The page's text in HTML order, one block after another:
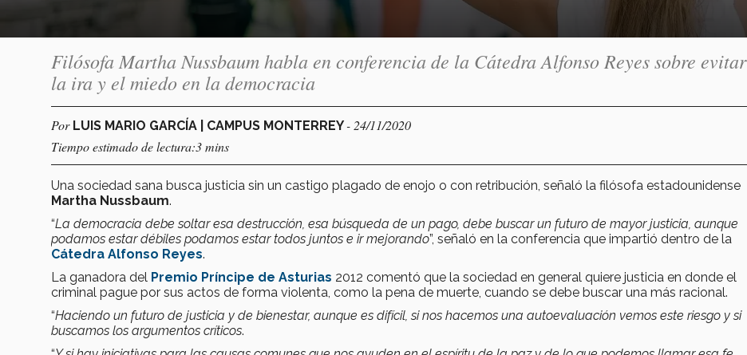
Filósofa Martha Nussbaum habla en conferencia de la Cátedra Alfonso Reyes sobre evitar
la ira y el miedo en la democracia
Por LUIS MARIO GARCÍA | CAMPUS MONTERREY- 24/11/2020
Tiempo estimado de lectura:3 mins
Una sociedad sana busca justicia sin un castigo plagado de enojo o con retribución, señaló la filósofa estadounidense
Martha Nussbaum.
“La democracia debe soltar esa destrucción, esa búsqueda de un pago, debe buscar un futuro de mayor justicia, aunque
podamos estar débiles podamos estar todos juntos e ir mejorando”, señaló en la conferencia que impartió dentro de la
Cátedra Alfonso Reyes.
La ganadora del Premio Príncipe de Asturias 2012 comentó que la sociedad en general quiere justicia en donde el
criminal pague por sus actos de forma violenta, como la pena de muerte, cuando se debe buscar una más racional.
“Haciendo un futuro de justicia y de bienestar, aunque es difícil, si nos hacemos una autoevaluación vemos este riesgo y si
buscamos los argumentos críticos.